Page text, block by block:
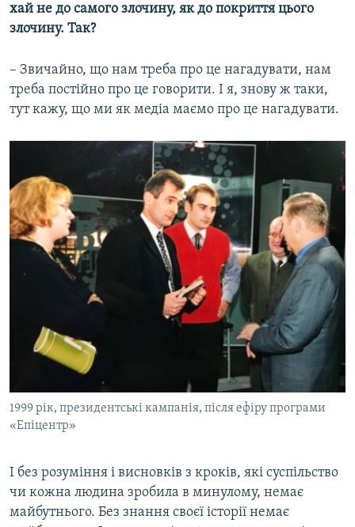
хай не до самого злочину, як до покриття цього
злочину. Так?
– Звичайно, що нам треба про це нагадувати, нам
треба постійно про це говорити. І я, знову ж таки,
тут кажу, що ми як медіа маємо про це нагадувати.
1999 рік, президентські кампанія, після ефіру програми
«Епіцентр»
І без розуміння і висновків з кроків, які суспільство
чи кожна людина зробила в минулому, немає
майбутнього. Без знання своєї історії немає